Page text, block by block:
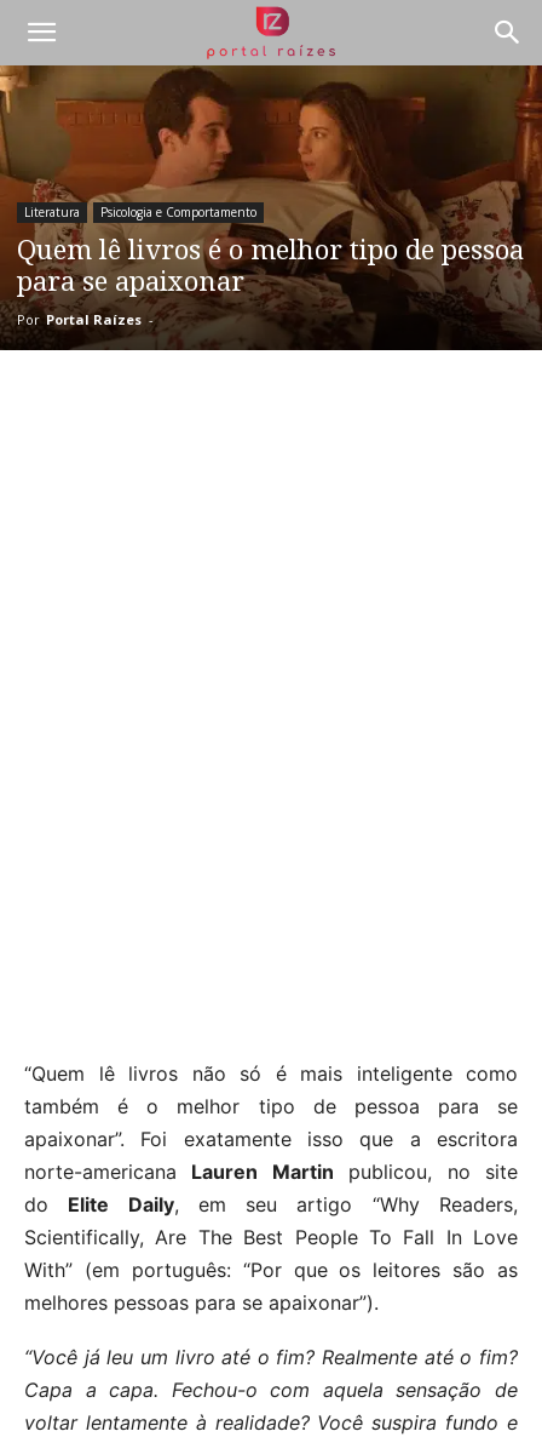
Literatura Psicologia e Comportamento
Quem lê livros é o melhor tipo de pessoa
para se apaixonar
Por Portal Raízes -
“Quem lê livros não só é mais inteligente como
também é o melhor tipo de pessoa para se
apaixonar”. Foi exatamente isso que a escritora
norte-americana Lauren Martin publicou, no site
do Elite Daily, em seu artigo “Why Readers,
Scientifically, Are The Best People To Fall In Love
With” (em português: “Por que os leitores são as
melhores pessoas para se apaixonar”).
“Você já leu um livro até o fim? Realmente até o fim?
Capa a capa. Fechou-o com aquela sensação de
voltar lentamente à realidade? Você suspira fundo e